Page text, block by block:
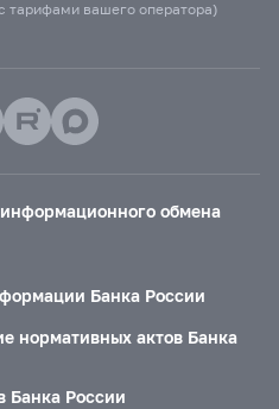
тарифами вашего оператора)
обмена
Банка России
нормативных актов Банка
Банка России